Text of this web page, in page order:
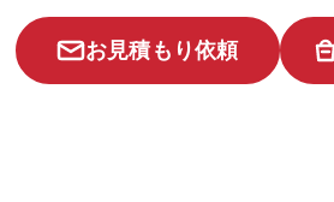
お見積もり依頼